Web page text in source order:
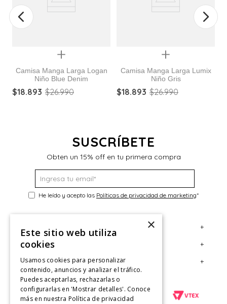
Quickview
Camisa Manga Larga Logan
Niño Blue Denim
$18.893 $26.990
Quickview
Camisa Manga Larga Lumix
Niño Gris
$18.893 $26.990
SUSCRÍBETE
Obten un 15% off en tu primera compra
He leído y acepto las Políticas de privacidad de marketing*
Servicio al Consumidor +
Centro de Ayuda
Contáctanos
Giftcard
Retiro en tienda
Legal +
Términos y Condiciones
Políticas de Despacho
Cambios, Retracto y Garantía
Cuenta +
Mi Cuenta
Sigue tu compra
×
Este sitio web utiliza
cookies
Usamos cookies para personalizar
contenido, anuncios y analizar el tráfico.
Puedes aceptarlas, rechazarlas o
configurarlas en 'Mostrar detalles'. Conoce
más en nuestra Política de privacidad